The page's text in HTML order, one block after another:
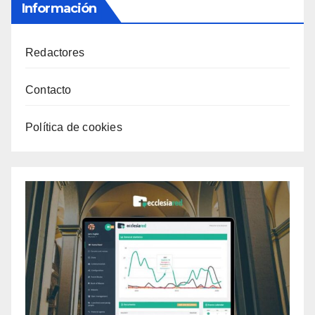
Información
Redactores
Contacto
Política de cookies